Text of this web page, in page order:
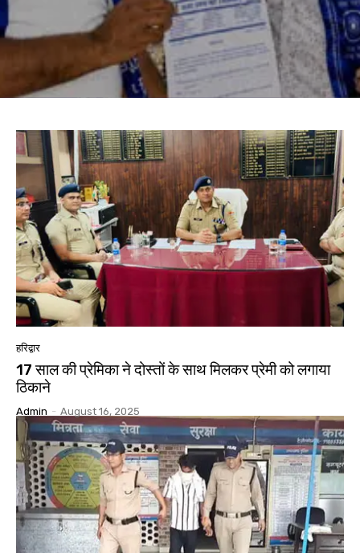
हरिद्वार
17 साल की प्रेमिका ने दोस्तों के साथ मिलकर प्रेमी को लगाया
ठिकाने
Admin - August 16, 2025